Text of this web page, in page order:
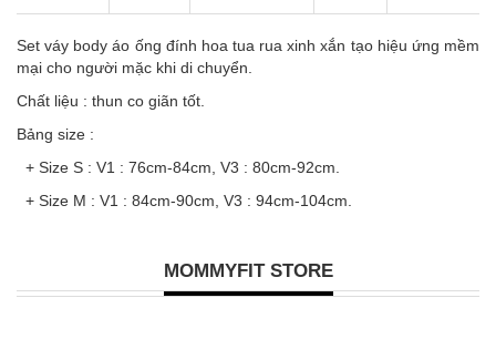
Set váy body áo ống đính hoa tua rua xinh xắn tạo hiệu ứng mềm
mại cho người mặc khi di chuyển.
Chất liệu : thun co giãn tốt.
Bảng size :
+ Size S : V1 : 76cm-84cm, V3 : 80cm-92cm.
+ Size M : V1 : 84cm-90cm, V3 : 94cm-104cm.
MOMMYFIT STORE